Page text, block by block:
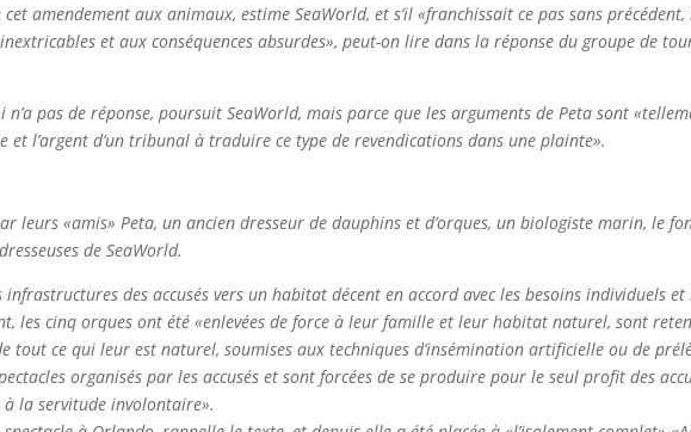
amendement aux animaux, estime SeaWorld, et s’il «franchissait ce pas sans
et aux conséquences absurdes», peut-on lire dans la réponse du groupe de
pas de réponse, poursuit SeaWorld, mais parce que les arguments de Peta sont
et l’argent d’un tribunal à traduire ce type de revendications dans une plainte».
leurs «amis» Peta, un ancien dresseur de dauphins et d’orques, un biologiste marin, le
de SeaWorld.
des accusés vers un habitat décent en accord avec les besoins individuels
les cinq orques ont été «enlevées de force à leur famille et leur habitat naturel, sont
tout ce qui leur est naturel, soumises aux techniques d’insémination artificielle ou de
organisés par les accusés et sont forcées de se produire pour le seul profit des
à la servitude involontaire».